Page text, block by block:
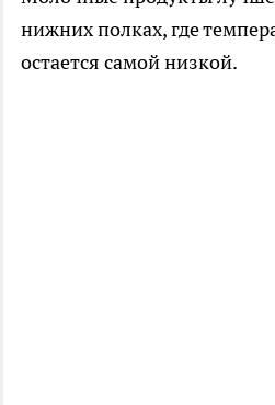
нижних полках, где
остается самой низкой.